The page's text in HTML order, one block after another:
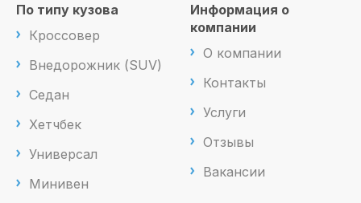
По типу кузова
Кроссовер
Внедорожник (SUV)
Седан
Хетчбек
Универсал
Минивен
Информация о
компании
О компании
Контакты
Услуги
Отзывы
Вакансии